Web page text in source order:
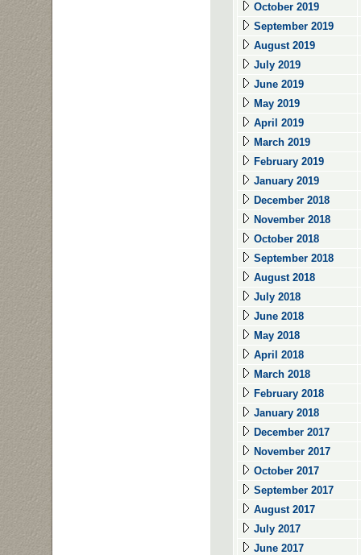
October 2019
September 2019
August 2019
July 2019
June 2019
May 2019
April 2019
March 2019
February 2019
January 2019
December 2018
November 2018
October 2018
September 2018
August 2018
July 2018
June 2018
May 2018
April 2018
March 2018
February 2018
January 2018
December 2017
November 2017
October 2017
September 2017
August 2017
July 2017
June 2017